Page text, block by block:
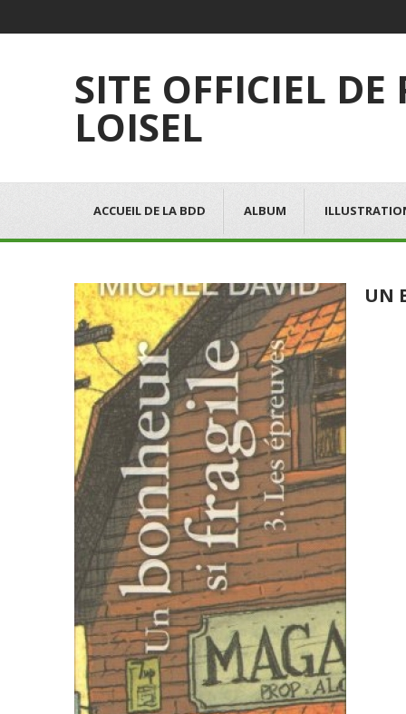
SITE OFFICIEL DE
LOISEL
ACCUEIL DE LA BDD ALBUM
UN